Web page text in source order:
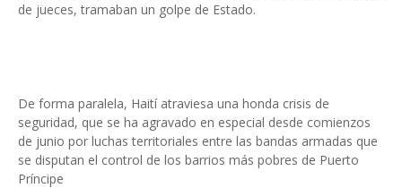
de jueces, tramaban un golpe de Estado.
De forma paralela, Haití atraviesa una honda crisis de
seguridad, que se ha agravado en especial desde comienzos
de junio por luchas territoriales entre las bandas armadas que
se disputan el control de los barrios más pobres de Puerto
Príncipe